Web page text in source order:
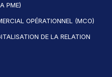
PME)
OPÉRATIONNEL (MCO)
DE LA RELATION